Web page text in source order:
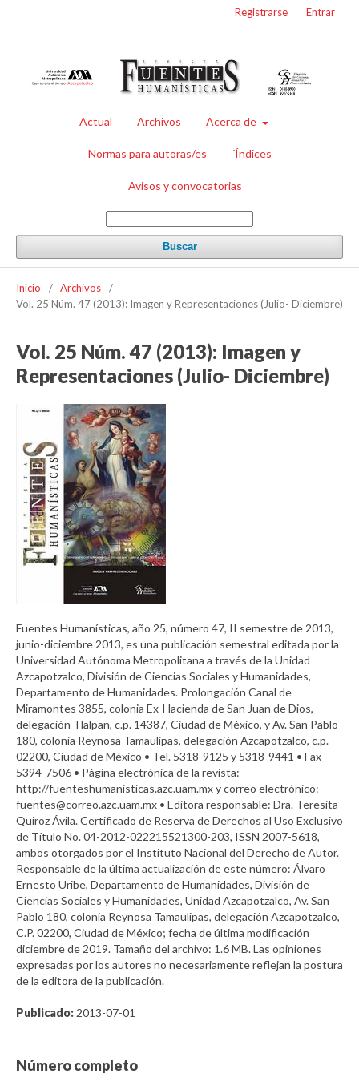
Actual Archivos Acerca de
Normas para autoras/es ´Índices
Avisos y convocatorias
Buscar
Registrarse Entrar
Inicio / Archivos
/
Vol. 25 Núm. 47 (2013): Imagen y Representaciones (Julio- Diciembre)
Vol. 25 Núm. 47 (2013): Imagen y
Representaciones (Julio- Diciembre)
Fuentes Humanísticas, año 25, número 47, II semestre de 2013,
junio-diciembre 2013, es una publicación semestral editada por la
Universidad Autónoma Metropolitana a través de la Unidad
Azcapotzalco, División de Ciencias Sociales y Humanidades,
Departamento de Humanidades. Prolongación Canal de
Miramontes 3855, colonia Ex-Hacienda de San Juan de Dios,
delegación Tlalpan, c.p. 14387, Ciudad de México, y Av. San Pablo
180, colonia Reynosa Tamaulipas, delegación Azcapotzalco, c.p.
02200, Ciudad de México • Tel. 5318-9125 y 5318-9441 • Fax
5394-7506 • Página electrónica de la revista:
http://fuenteshumanisticas.azc.uam.mx y correo electrónico:
fuentes@correo.azc.uam.mx • Editora responsable: Dra. Teresita
Quiroz Ávila. Certificado de Reserva de Derechos al Uso Exclusivo
de Título No. 04-2012-022215521300-203, ISSN 2007-5618,
ambos otorgados por el Instituto Nacional del Derecho de Autor.
Responsable de la última actualización de este número: Álvaro
Ernesto Uribe, Departamento de Humanidades, División de
Ciencias Sociales y Humanidades, Unidad Azcapotzalco, Av. San
Pablo 180, colonia Reynosa Tamaulipas, delegación Azcapotzalco,
C.P. 02200, Ciudad de México; fecha de última modificación
diciembre de 2019. Tamaño del archivo: 1.6 MB. Las opiniones
expresadas por los autores no necesariamente reflejan la postura
de la editora de la publicación.
Publicado: 2013-07-01
Número completo